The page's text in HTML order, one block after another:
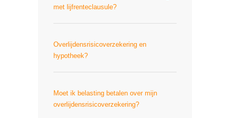
met lijfrenteclausule?
Overlijdensrisicoverzekering en
hypotheek?
Moet ik belasting betalen over mijn
overlijdensrisicoverzekering?